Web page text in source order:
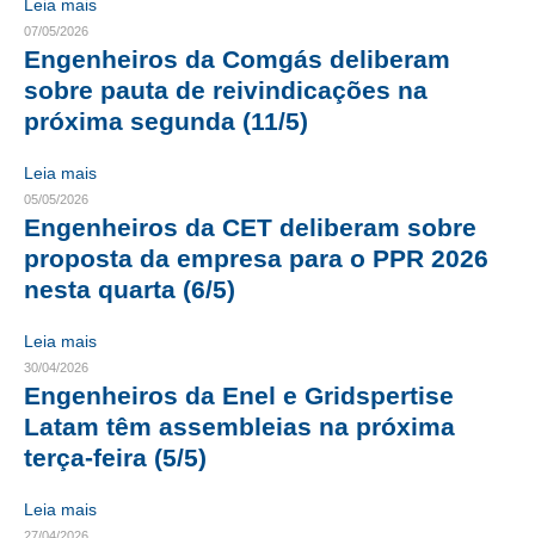
CONTATO
CURSOS
SEESP EDUCAÇÃO
PLATAFORMAS GRATUITAS
BENEFÍCIOS
APOSENTADORIA
CONVÊNIOS
PLANO DE SAÚDE
CONSÓRCIOS
Leia mais
07/05/2026
Engenheiros da Comgás deliberam
sobre pauta de reivindicações na
próxima segunda (11/5)
Leia mais
05/05/2026
Engenheiros da CET deliberam sobre
proposta da empresa para o PPR 2026
nesta quarta (6/5)
Leia mais
30/04/2026
Engenheiros da Enel e Gridspertise
Latam têm assembleias na próxima
terça-feira (5/5)
Leia mais